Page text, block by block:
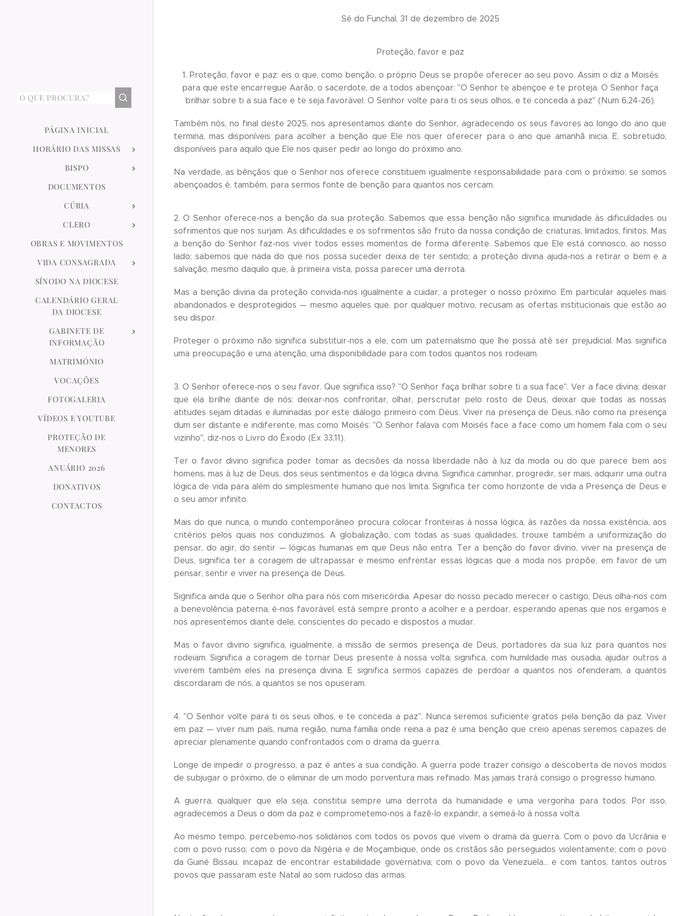
PÁGINA INICIAL
HORÁRIO DAS MISSAS
BISPO
DOCUMENTOS
CÚRIA
CLERO
OBRAS E MOVIMENTOS
VIDA CONSAGRADA
SÍNODO NA DIOCESE
CALENDÁRIO GERAL
DA DIOCESE
GABINETE DE
INFORMAÇÃO
MATRIMÓNIO
VOCAÇÕES
FOTOGALERIA
VÍDEOS E YOUTUBE
PROTEÇÃO DE
MENORES
ANUÁRIO 2026
DONATIVOS
CONTACTOS
Sé do Funchal, 31 de dezembro de 2025
Proteção, favor e paz
1. Proteção, favor e paz: eis o que, como benção, o próprio Deus se propõe oferecer ao seu povo. Assim o diz a Moisés
para que este encarregue Aarão, o sacerdote, de a todos abençoar: "O Senhor te abençoe e te proteja. O Senhor faça
brilhar sobre ti a sua face e te seja favorável. O Senhor volte para ti os seus olhos, e te conceda a paz" (Num 6,24-26).
Também nós, no final deste 2025, nos apresentamos diante do Senhor, agradecendo os seus favores ao longo do ano que
termina, mas disponíveis para acolher a benção que Ele nos quer oferecer para o ano que amanhã inicia. E, sobretudo,
disponíveis para aquilo que Ele nos quiser pedir ao longo do próximo ano.
Na verdade, as bênçãos que o Senhor nos oferece constituem igualmente responsabilidade para com o próximo: se somos
abençoados é, também, para sermos fonte de benção para quantos nos cercam.
2. O Senhor oferece-nos a benção da sua proteção. Sabemos que essa benção não significa imunidade às dificuldades ou
sofrimentos que nos surjam. As dificuldades e os sofrimentos são fruto da nossa condição de criaturas, limitados, finitos. Mas
a benção do Senhor faz-nos viver todos esses momentos de forma diferente. Sabemos que Ele está connosco, ao nosso
lado; sabemos que nada do que nos possa suceder deixa de ter sentido; a proteção divina ajuda-nos a retirar o bem e a
salvação, mesmo daquilo que, à primeira vista, possa parecer uma derrota.
Mas a benção divina da proteção convida-nos igualmente a cuidar, a proteger o nosso próximo. Em particular aqueles mais
abandonados e desprotegidos — mesmo aqueles que, por qualquer motivo, recusam as ofertas institucionais que estão ao
seu dispor.
Proteger o próximo não significa substituir-nos a ele, com um paternalismo que lhe possa até ser prejudicial. Mas significa
uma preocupação e uma atenção, uma disponibilidade para com todos quantos nos rodeiam.
3. O Senhor oferece-nos o seu favor. Que significa isso? "O Senhor faça brilhar sobre ti a sua face". Ver a face divina; deixar
que ela brilhe diante de nós: deixar-nos confrontar, olhar, perscrutar pelo rosto de Deus, deixar que todas as nossas
atitudes sejam ditadas e iluminadas por este diálogo primeiro com Deus. Viver na presença de Deus, não como na presença
dum ser distante e indiferente, mas como Moisés: "O Senhor falava com Moisés face a face como um homem fala com o seu
vizinho", diz-nos o Livro do Êxodo (Ex 33,11).
Ter o favor divino significa poder tomar as decisões da nossa liberdade não à luz da moda ou do que parece bem aos
homens, mas à luz de Deus, dos seus sentimentos e da lógica divina. Significa caminhar, progredir, ser mais, adquirir uma outra
lógica de vida para além do simplesmente humano que nos limita. Significa ter como horizonte de vida a Presença de Deus e
o seu amor infinito.
Mais do que nunca, o mundo contemporâneo procura colocar fronteiras à nossa lógica, às razões da nossa existência, aos
critérios pelos quais nos conduzimos. A globalização, com todas as suas qualidades, trouxe também a uniformização do
pensar, do agir, do sentir — lógicas humanas em que Deus não entra. Ter a benção do favor divino, viver na presença de
Deus, significa ter a coragem de ultrapassar e mesmo enfrentar essas lógicas que a moda nos propõe, em favor de um
pensar, sentir e viver na presença de Deus.
Significa ainda que o Senhor olha para nós com misericórdia. Apesar do nosso pecado merecer o castigo, Deus olha-nos com
a benevolência paterna, é-nos favorável, está sempre pronto a acolher e a perdoar, esperando apenas que nos ergamos e
nos apresentemos diante dele, conscientes do pecado e dispostos a mudar.
Mas o favor divino significa, igualmente, a missão de sermos presença de Deus, portadores da sua luz para quantos nos
rodeiam. Significa a coragem de tornar Deus presente à nossa volta; significa, com humildade mas ousadia, ajudar outros a
viverem também eles na presença divina. E significa sermos capazes de perdoar a quantos nos ofenderam, a quantos
discordaram de nós, a quantos se nos opuseram.
4. "O Senhor volte para ti os seus olhos, e te conceda a paz". Nunca seremos suficiente gratos pela benção da paz. Viver
em paz — viver num país, numa região, numa família onde reina a paz é uma benção que creio apenas seremos capazes de
apreciar plenamente quando confrontados com o drama da guerra.
Longe de impedir o progresso, a paz é antes a sua condição. A guerra pode trazer consigo a descoberta de novos modos
de subjugar o próximo, de o eliminar de um modo porventura mais refinado. Mas jamais trará consigo o progresso humano.
A guerra, qualquer que ela seja, constitui sempre uma derrota da humanidade e uma vergonha para todos. Por isso,
agradecemos a Deus o dom da paz e comprometemo-nos a fazê-lo expandir, a semeá-lo à nossa volta.
Ao mesmo tempo, percebemo-nos solidários com todos os povos que vivem o drama da guerra. Com o povo da Ucrânia e
com o povo russo; com o povo da Nigéria e de Moçambique, onde os cristãos são perseguidos violentamente; com o povo
da Guiné Bissau, incapaz de encontrar estabilidade governativa; com o povo da Venezuela… e com tantos, tantos outros
povos que passaram este Natal ao som ruidoso das armas.